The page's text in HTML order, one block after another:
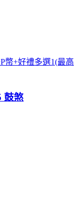
幣+好禮多選1(最高
鼓煞